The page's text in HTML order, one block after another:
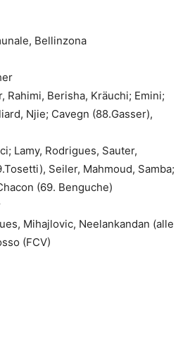
Bellinzona
Rahimi, Berisha, Kräuchi; Emini;
Njie; Cavegn (88.Gasser),
Lamy, Rodrigues, Sauter,
Seiler, Mahmoud, Samba;
(69. Benguche)
Mihajlovic, Neelankandan (alle
(FCV)